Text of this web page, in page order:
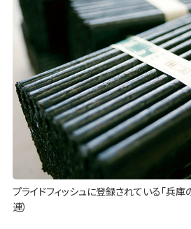
プライドフィッシュに登録されている「兵庫
連）